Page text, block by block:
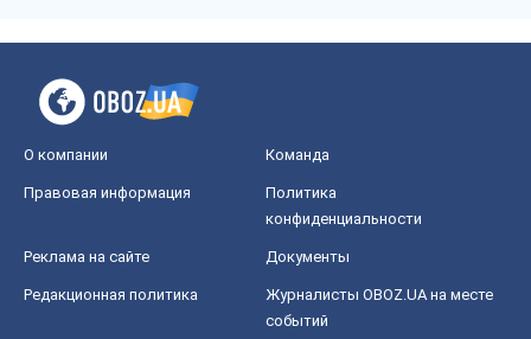
О компании Команда
Правовая информация
Политика
конфиденциальности
Реклама на сайте Документы
Редакционная политика
Журналисты OBOZ.UA на месте
событий